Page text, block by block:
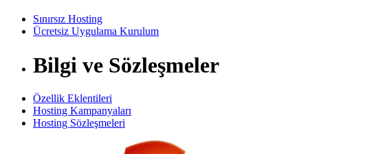
Sınırsız Hosting
Ücretsiz Uygulama Kurulum
Bilgi ve Sözleşmeler
Özellik Eklentileri
Hosting Kampanyaları
Hosting Sözleşmeleri